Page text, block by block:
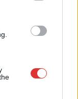
a JÉGER
remek
ára is